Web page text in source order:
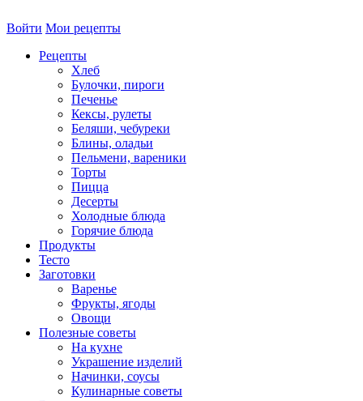
Войти Мои рецепты
Рецепты
Хлеб
Булочки, пироги
Печенье
Кексы, рулеты
Беляши, чебуреки
Блины, оладьи
Пельмени, вареники
Торты
Пицца
Десерты
Холодные блюда
Горячие блюда
Продукты
Тесто
Заготовки
Варенье
Фрукты, ягоды
Овощи
Полезные советы
На кухне
Украшение изделий
Начинки, соусы
Кулинарные советы